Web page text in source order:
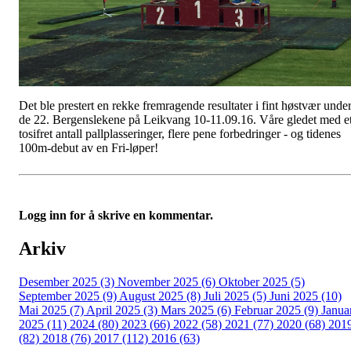
Det ble prestert en rekke fremragende resultater i fint høstvær under
de 22. Bergenslekene på Leikvang 10-11.09.16. Våre gledet med
tosifret antall pallplasseringer, flere pene forbedringer - og tidenes
100m-debut av en Fri-løper!
Logg inn for å skrive en kommentar.
Arkiv
Desember 2025 (3) November 2025 (6) Oktober 2025 (5)
September 2025 (9) August 2025 (8) Juli 2025 (5) Juni 2025 (10)
Mai 2025 (7) April 2025 (3) Mars 2025 (6) Februar 2025 (9)
2025 (11) 2024 (80) 2023 (66) 2022 (58) 2021 (77) 2020 (68)
(82) 2018 (76) 2017 (112) 2016 (63)